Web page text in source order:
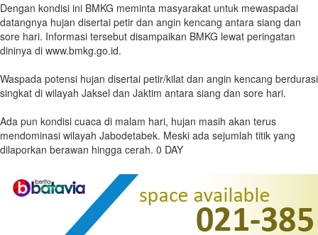
Dengan kondisi ini BMKG meminta masyarakat untuk mewaspadai
datangnya hujan disertai petir dan angin kencang antara siang dan
sore hari. Informasi tersebut disampaikan BMKG lewat peringatan
dininya di www.bmkg.go.id.
Waspada potensi hujan disertai petir/kilat dan angin kencang berdurasi
singkat di wilayah Jaksel dan Jaktim antara siang dan sore hari.
Ada pun kondisi cuaca di malam hari, hujan masih akan terus
mendominasi wilayah Jabodetabek. Meski ada sejumlah titik yang
dilaporkan berawan hingga cerah. 0 DAY